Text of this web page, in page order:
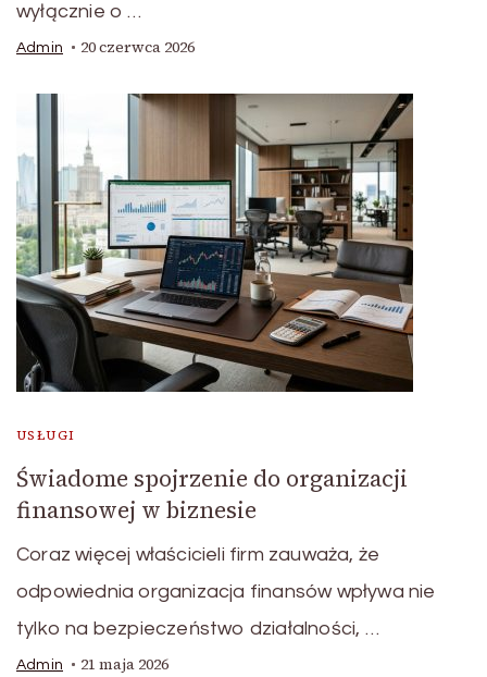
wyłącznie o …
Admin 20 czerwca 2026
USŁUGI
Świadome spojrzenie do organizacji
finansowej w biznesie
Coraz więcej właścicieli firm zauważa, że
odpowiednia organizacja finansów wpływa nie
tylko na bezpieczeństwo działalności, …
Admin 21 maja 2026